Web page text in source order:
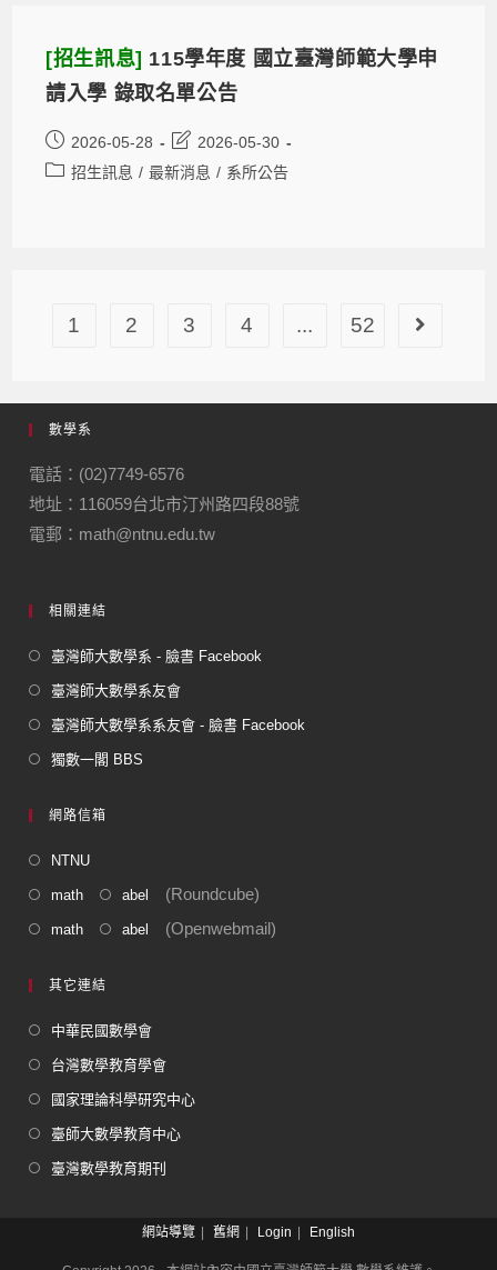
[招生訊息] 115學年度 國立臺灣師範大學申
請入學 錄取名單公告
2026-05-28
2026-05-30
招生訊息 / 最新消息 / 系所公告
1 2 3 4 ... 52
數學系
電話：(02)7749-6576
地址：116059台北市汀州路四段88號
電郵：math@ntnu.edu.tw
相關連結
臺灣師大數學系 - 臉書 Facebook
臺灣師大數學系友會
臺灣師大數學系系友會 - 臉書 Facebook
獨數一閣 BBS
網路信箱
NTNU
math abel (Roundcube)
math abel (Openwebmail)
其它連結
中華民國數學會
台灣數學教育學會
國家理論科學研究中心
臺師大數學教育中心
臺灣數學教育期刊
網站導覽 舊網 Login English